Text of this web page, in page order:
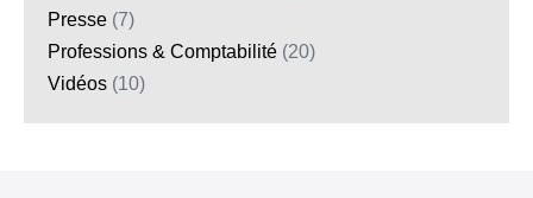
Presse (7)
Professions & Comptabilité (20)
Vidéos (10)